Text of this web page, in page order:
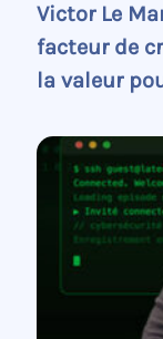
Victor Le
facteur de
la valeur